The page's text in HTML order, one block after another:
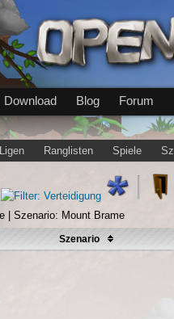
Download Blog Forum
Ligen Ranglisten Spiele
| Szenario: Mount Brame
Szenario